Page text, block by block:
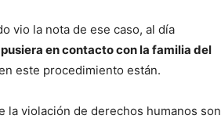
vio la nota de ese caso, al día
pusiera en contacto con la familia del
este procedimiento están.
la violación de derechos humanos son